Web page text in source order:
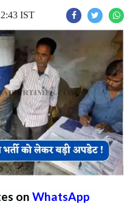
IST
on WhatsApp